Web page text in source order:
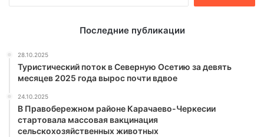
Последние публикации
28.10.2025
Туристический поток в Северную Осетию за девять
месяцев 2025 года вырос почти вдвое
24.10.2025
В Правобережном районе Карачаево-Черкесии
стартовала массовая вакцинация
сельскохозяйственных животных